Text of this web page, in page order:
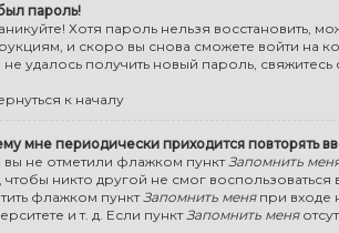
пароль!
Хотя пароль нельзя восстановить,
и скоро вы снова сможете войти на
не удалось получить новый пароль,
к началу
мне периодически приходится повторять
вы не отметили флажком пунктЗапомнить
чтобы никто другой не смог
флажком пунктЗапомнить меняпри входе
и т. д. Если пунктЗапомнить меня